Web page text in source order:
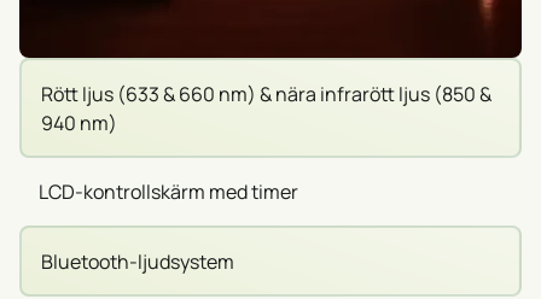
Rött ljus (633 & 660 nm) & nära infrarött ljus (850 &
940 nm)
LCD-kontrollskärm med timer
Bluetooth-ljudsystem